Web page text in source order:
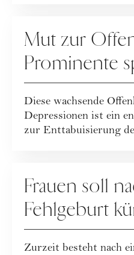
Mut zur
Prominente
ihre
Diese wachsende
Depressionen ist ein
zur Enttabuisierung
Frauen soll
Fehlgeburt
geholfen
Zurzeit besteht nach